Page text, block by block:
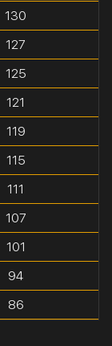
130
127
125
121
119
115
111
107
101
94
86